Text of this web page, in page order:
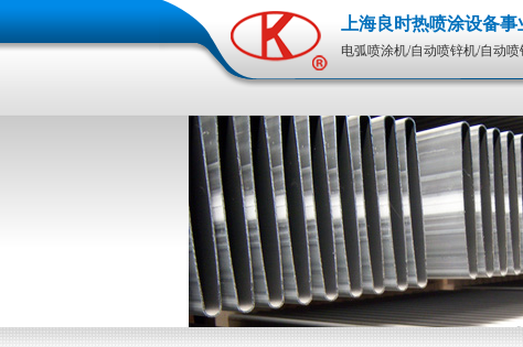
上海良时热喷涂设备事
电弧喷涂机/自动喷锌机/自动喷